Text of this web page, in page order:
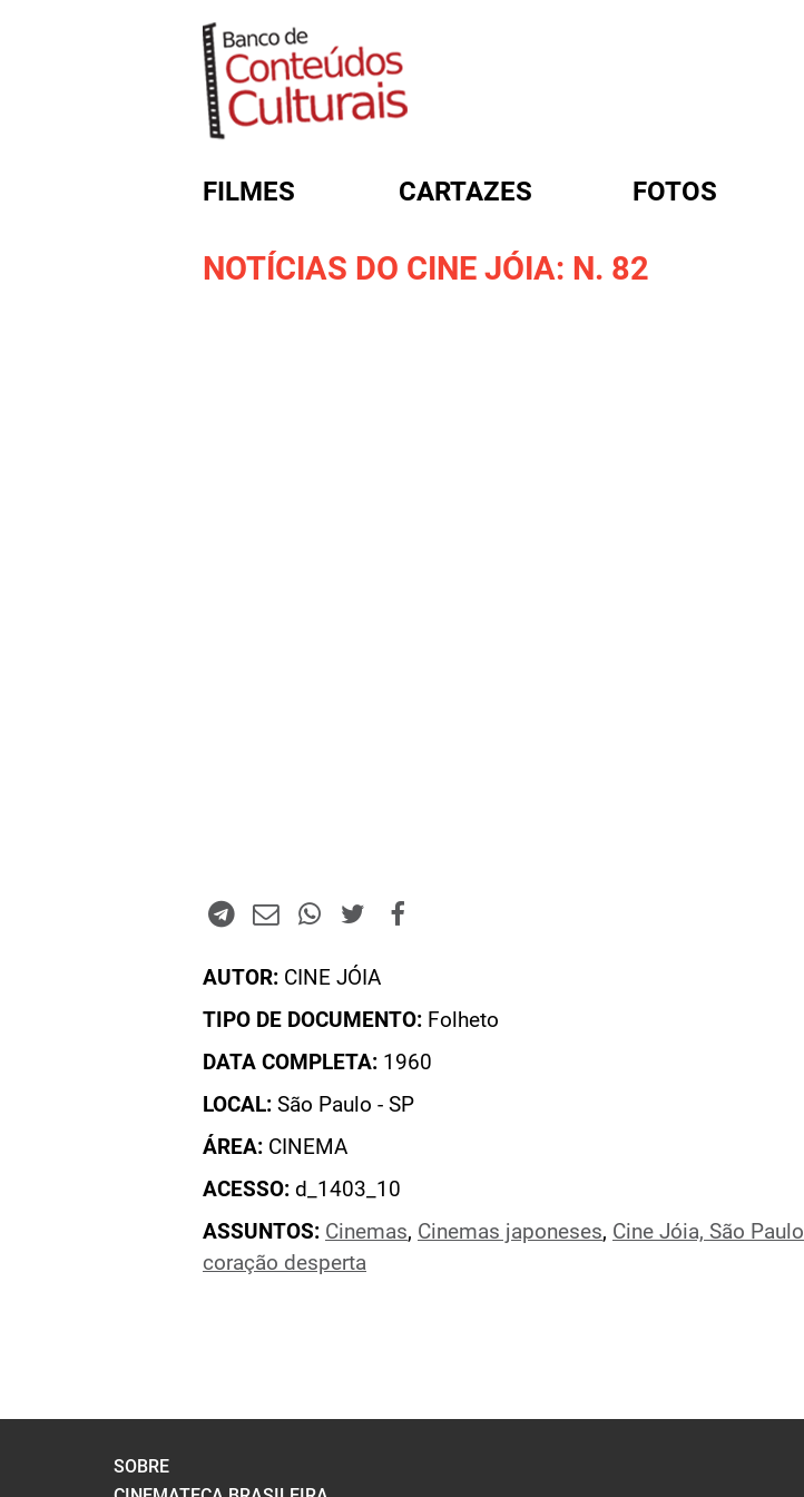
FILMES CARTAZES FOTOS
NOTÍCIAS DO CINE JÓIA: N. 82
AUTOR: CINE JÓIA
TIPO DE DOCUMENTO: Folheto
DATA COMPLETA: 1960
LOCAL: São Paulo - SP
ÁREA: CINEMA
ACESSO: d_1403_10
ASSUNTOS: Cinemas, Cinemas japoneses, Cine Jóia, São Paulo
coração desperta
SOBRE